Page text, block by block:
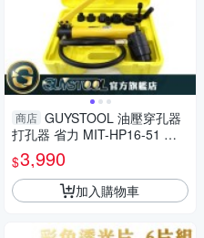
商店 GUYSTOOL 油壓穿孔器
打孔器 省力 MIT-HP16-51 分
離式 附6模具 液壓開孔 油壓開
孔器 沖孔機
$3,990
加入購物車